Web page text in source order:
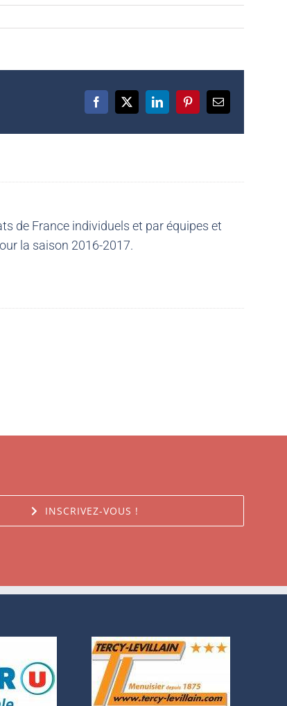
Facebook
X LinkedInPinterestEmail
de France individuels et par équipes et
la saison 2016-2017.
INSCRIVEZ-VOUS !